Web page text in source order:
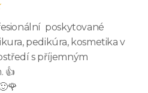
poskytované
pedikúra, kosmetika v
s příjemným
👍